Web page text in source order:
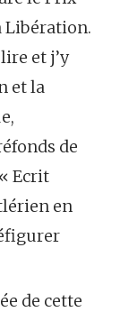
Libération.
et j’y
et la
de
Ecrit
en
de cette